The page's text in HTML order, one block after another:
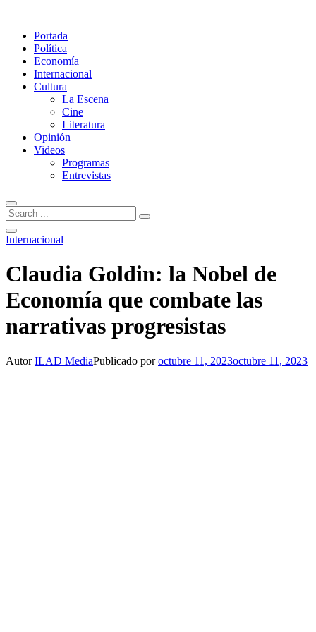
Portada
Política
Economía
Internacional
Cultura
La Escena
Cine
Literatura
Opinión
Videos
Programas
Entrevistas
Internacional
Claudia Goldin: la Nobel de
Economía que combate las
narrativas progresistas
AutorILAD MediaPublicado poroctubre 11, 2023octubre 11, 2023